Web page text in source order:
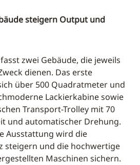
steigern Output und
zwei Gebäude, die jeweils
dienen. Das erste
über 500 Quadratmeter und
Lackierkabine sowie
Transport-Trolley mit 70
und automatischer Drehung.
Ausstattung wird die
steigern und die hochwertige
Maschinen sichern.